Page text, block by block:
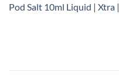
Pod Salt 10ml Liquid |